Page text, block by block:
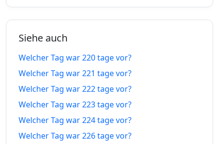
217
04.01.26
217
14.03.27
tage vor
03.01.26
tage in
219
tage vor
02.01.26
tage in
220
01.01.26
220
Siehe auch
Welcher Tag war 220 tage vor?
Welcher Tag war 221 tage vor?
Welcher Tag war 222 tage vor?
Welcher Tag war 223 tage vor?
Welcher Tag war 224 tage vor?
Welcher Tag war 226 tage vor?